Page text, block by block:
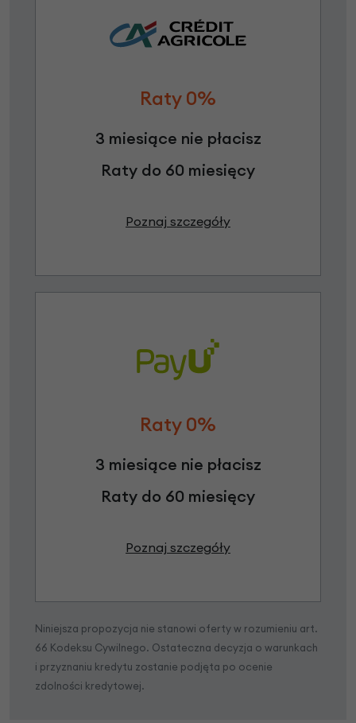
Raty 0%
3 miesiące nie płacisz
Raty do 60 miesięcy
Poznaj szczegóły
Raty 0%
3 miesiące nie płacisz
Raty do 60 miesięcy
Poznaj szczegóły
Niniejsza propozycja nie stanowi oferty w rozumieniu art.
66 Kodeksu Cywilnego. Ostateczna decyzja o warunkach
i przyznaniu kredytu zostanie podjęta po ocenie
zdolności kredytowej.